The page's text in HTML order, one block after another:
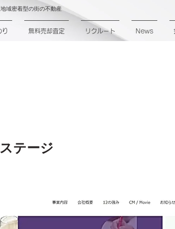
域密着型の街の不動産
り 無料売却査定 リクルート News
テージ